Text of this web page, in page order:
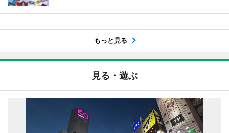
もっと見る
見る・遊ぶ